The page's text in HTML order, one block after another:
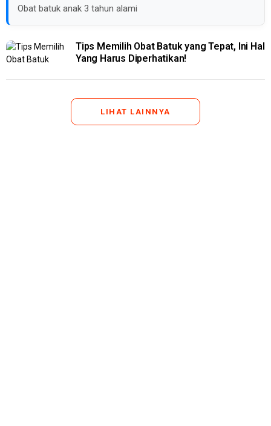
Obat batuk anak 3 tahun alami
Tips Memilih Obat Batuk yang Tepat, Ini Hal
Yang Harus Diperhatikan!
LIHAT LAINNYA